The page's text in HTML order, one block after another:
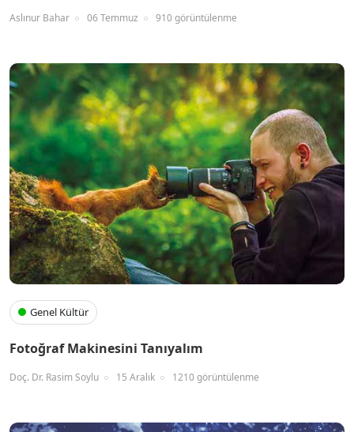
Aslınur Bahar 06 Temmuz 910 görüntülenme
Genel Kültür
Fotoğraf Makinesini Tanıyalım
Doç. Dr. Rasim Soylu 15 Aralık 1210 görüntülenme